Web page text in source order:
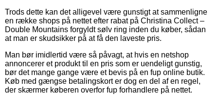
Trods dette kan det alligevel være gunstigt at sammenligne
en række shops på nettet efter rabat på Christina Collect –
Double Mountains forgyldt sølv ring inden du køber, sådan
at man er skudsikker på at få den laveste pris.
Man bør imidlertid være så påvagt, at hvis en netshop
annoncerer et produkt til en pris som er uendeligt gunstig,
bør det mange gange være et bevis på en fup online butik.
Køb med gængse betalingskort er dog en del af en regel,
der skærmer køberen overfor fup forhandlere på nettet.